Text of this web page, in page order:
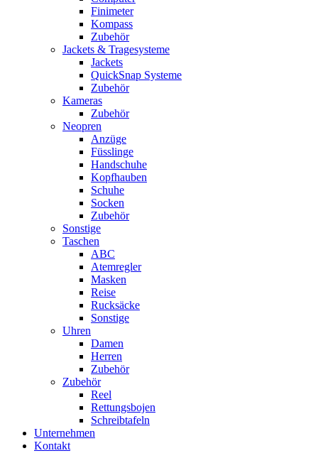
Finimeter
Kompass
Zubehör
Jackets & Tragesysteme
Jackets
QuickSnap Systeme
Zubehör
Kameras
Zubehör
Neopren
Anzüge
Füsslinge
Handschuhe
Kopfhauben
Schuhe
Socken
Zubehör
Sonstige
Taschen
ABC
Atemregler
Masken
Reise
Rucksäcke
Sonstige
Uhren
Damen
Herren
Zubehör
Zubehör
Reel
Rettungsbojen
Schreibtafeln
Unternehmen
Kontakt